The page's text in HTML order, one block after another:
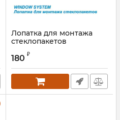
Лопатка для монтажа
стеклопакетов
180 ₽